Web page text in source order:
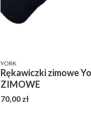
PRODUCENT
YORK
Rękawiczki zimowe
ZIMOWE
Cena
70,00 zł